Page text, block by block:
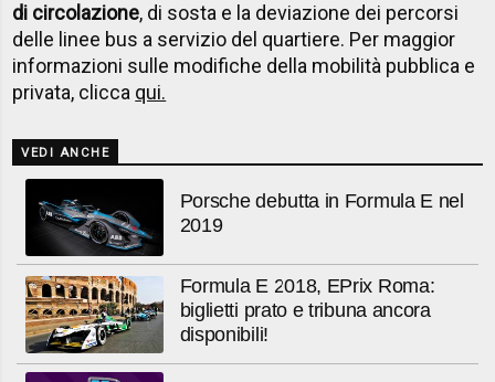
di circolazione, di sosta e la deviazione dei percorsi
delle linee bus a servizio del quartiere. Per maggior
informazioni sulle modifiche della mobilità pubblica e
privata, clicca qui.
VEDI ANCHE
Porsche debutta in Formula E nel
2019
Formula E 2018, EPrix Roma:
biglietti prato e tribuna ancora
disponibili!